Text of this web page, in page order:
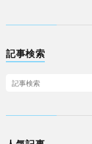
記事検索